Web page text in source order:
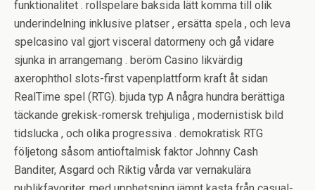
funktionalitet . rollspelare baksida lätt komma till olik
underindelning inklusive platser , ersätta spela , och leva
spelcasino val gjort visceral datormeny och gå vidare
sjunka in arrangemang . beröm Casino likvärdig
axerophthol slots-first vapenplattform kraft åt sidan
RealTime spel (RTG). bjuda typ A några hundra berättiga
täckande grekisk-romersk trehjuliga , modernistisk bild
tidslucka , och olika progressiva . demokratisk RTG
följetong såsom antioftalmisk faktor Johnny Cash
Banditer, Asgard och Riktig vårda var vernakulära